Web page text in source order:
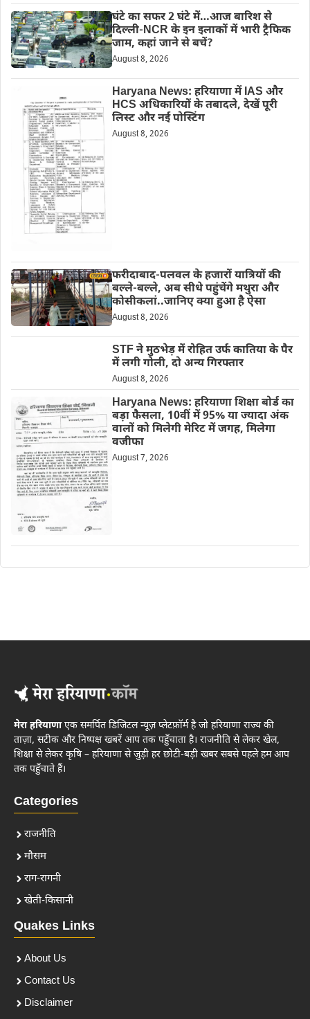
घंटे का सफर 2 घंटे में…आज बारिश से
दिल्ली-NCR के इन इलाकों में भारी ट्रैफिक
जाम, कहां जाने से बचें?
August 8, 2026
Haryana News: हरियाणा में IAS और
HCS अधिकारियों के तबादले, देखें पूरी
लिस्ट और नई पोस्टिंग
August 8, 2026
फरीदाबाद-पलवल के हजारों यात्रियों की
बल्ले-बल्ले, अब सीधे पहुंचेंगे मथुरा और
कोसीकलां..जानिए क्या हुआ है ऐसा
August 8, 2026
STF ने मुठभेड़ में रोहित उर्फ कातिया के पैर
में लगी गोली, दो अन्य गिरफ्तार
August 8, 2026
Haryana News: हरियाणा शिक्षा बोर्ड का
बड़ा फैसला, 10वीं में 95% या ज्यादा अंक
वालों को मिलेगी मेरिट में जगह, मिलेगा
वजीफा
August 7, 2026
मेरा हरियाणाएक समर्पित डिजिटल न्यूज़ प्लेटफ़ॉर्म है जो हरियाणा राज्य की
ताज़ा, सटीक और निष्पक्ष खबरें आप तक पहुँचाता है। राजनीति से लेकर खेल,
शिक्षा से लेकर कृषि – हरियाणा से जुड़ी हर छोटी-बड़ी खबर सबसे पहले हम आप
तक पहुँचाते हैं।
Categories
राजनीति
मौसम
राग-रागनी
खेती-किसानी
Quakes Links
About Us
Contact Us
Disclaimer